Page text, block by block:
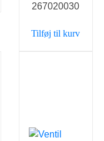
var:
er:
267020030
Tilføj til kurv